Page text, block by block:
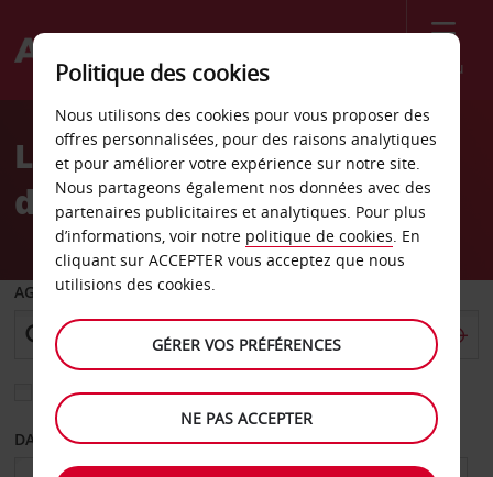
Menu
Welcome
AvisLocation de voiture Gare
de l’Est
AGENCE DE DÉPART
Sélectionnez une autre agence de retour
DATE DE DÉPART DATE DE RETOUR
Politique des cookies
Nous utilisons des cookies pour vous proposer des
offres personnalisées, pour des raisons analytiques
et pour améliorer votre expérience sur notre site.
Nous partageons également nos données avec des
partenaires publicitaires et analytiques. Pour plus
d’informations, voir notre politique de cookies. En
cliquant sur ACCEPTER vous acceptez que nous
utilisions des cookies.
GÉRER VOS PRÉFÉRENCES
NE PAS ACCEPTER